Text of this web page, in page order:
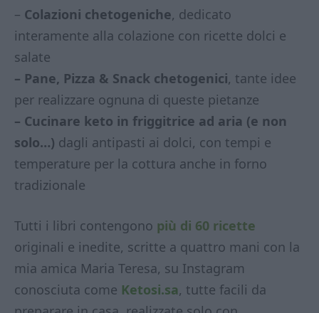
– Colazioni chetogeniche, dedicato
interamente alla colazione con ricette dolci e
salate
– Pane, Pizza & Snack chetogenici, tante idee
per realizzare ognuna di queste pietanze
– Cucinare keto in friggitrice ad aria (e non
solo…) dagli antipasti ai dolci, con tempi e
temperature per la cottura anche in forno
tradizionale
Tutti i libri contengono più di 60 ricette
originali e inedite, scritte a quattro mani con la
mia amica Maria Teresa, su Instagram
conosciuta come Ketosi.sa, tutte facili da